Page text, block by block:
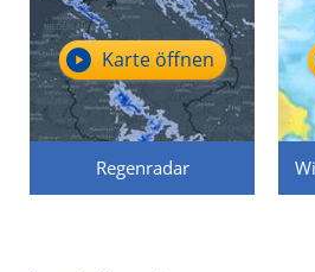
Regenradar
Karte öffnen